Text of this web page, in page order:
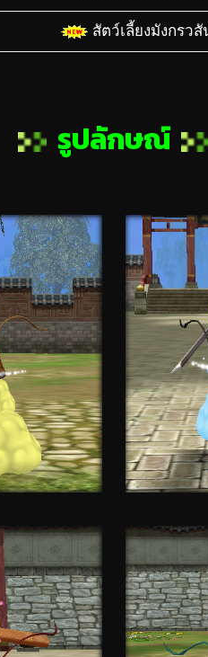
สัตว์เลี้ยงมังกรว
รูปลักษณ์